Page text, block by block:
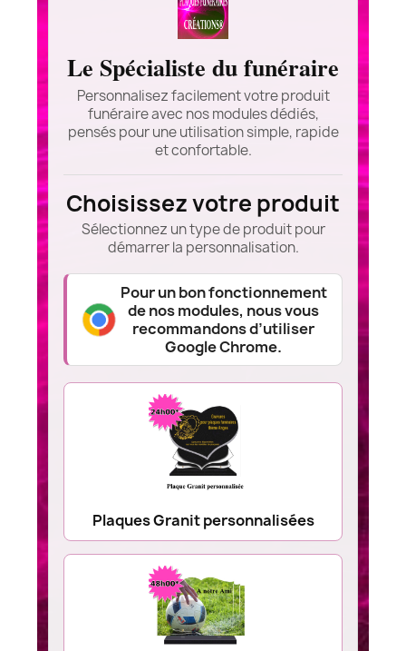
Le Spécialiste du funéraire
Personnalisez facilement votre produit
funéraire avec nos modules dédiés,
pensés pour une utilisation simple, rapide
et confortable.
Choisissez votre produit
Sélectionnez un type de produit pour
démarrer la personnalisation.
Pour un bon fonctionnement
de nos modules, nous vous
recommandons d’utiliser
Google Chrome.
Plaques Granit personnalisées